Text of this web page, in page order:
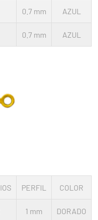
0.7 mm AZUL
0.7 mm AZUL
PERFIL COLOR
1 mm DORADO